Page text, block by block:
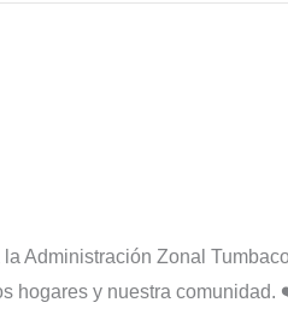
Administración Zonal
hogares y nuestra comunidad.